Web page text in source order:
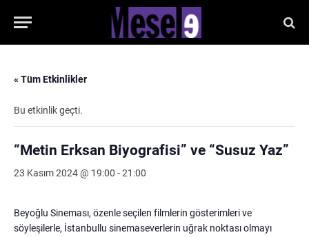
« Tüm Etkinlikler
Bu etkinlik geçti.
“Metin Erksan Biyografisi” ve “Susuz Yaz”
23 Kasım 2024 @ 19:00 -21:00
Beyoğlu Sineması, özenle seçilen filmlerin gösterimleri ve
söyleşilerle, İstanbullu sinemaseverlerin uğrak noktası olmayı